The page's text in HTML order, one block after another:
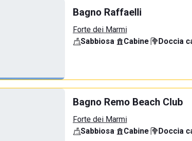
Bagno Raffaelli
Forte dei Marmi
Sabbiosa· Cabine· Doccia
Bagno Remo Beach Club
Forte dei Marmi
Sabbiosa· Cabine· Doccia